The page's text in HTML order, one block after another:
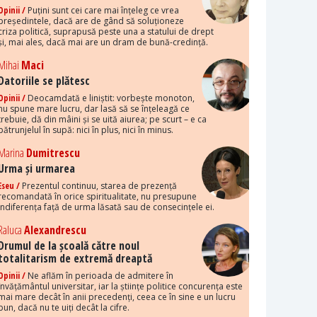
/ Puțini sunt cei care mai înțeleg ce vrea
dacă are de gând să soluționeze
politică, suprapusă peste una a statului de drept
mai ales, dacă mai are un dram de bună-credință.
Maci
se plătesc
/ Deocamdată e liniștit: vorbește monoton,
spune mare lucru, dar lasă să se înțeleagă ce
dă din mâini și se uită aiurea; pe scurt – e ca
în supă: nici în plus, nici în minus.
Dumitrescu
și urmarea
/ Prezentul continuu, starea de prezență
în orice spiritualitate, nu presupune
față de urma lăsată sau de consecințele ei.
Alexandrescu
de la școală către noul
de extremă dreaptă
/ Ne aflăm în perioada de admitere în
universitar, iar la științe politice concurența este
mare decât în anii precedenți, ceea ce în sine e un lucru
dacă nu te uiți decât la cifre.